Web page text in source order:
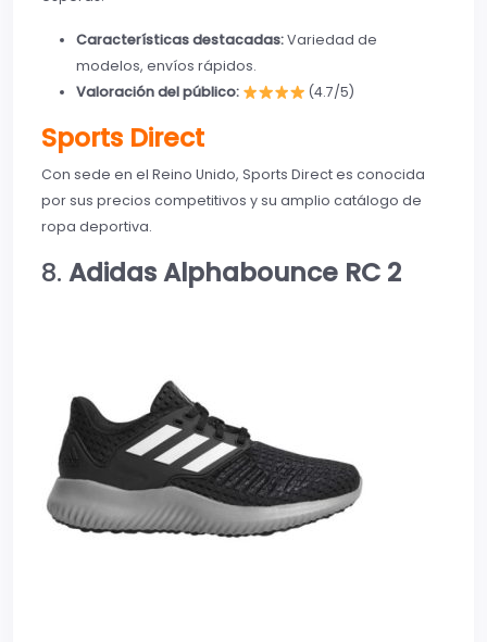
Características destacadas:Variedad de
modelos, envíos rápidos.
Valoración del público:
(4.7/5)
Sports Direct
Con sede en el Reino Unido, Sports Direct es conocida
por sus precios competitivos y su amplio catálogo de
ropa deportiva.
8. Adidas Alphabounce RC 2